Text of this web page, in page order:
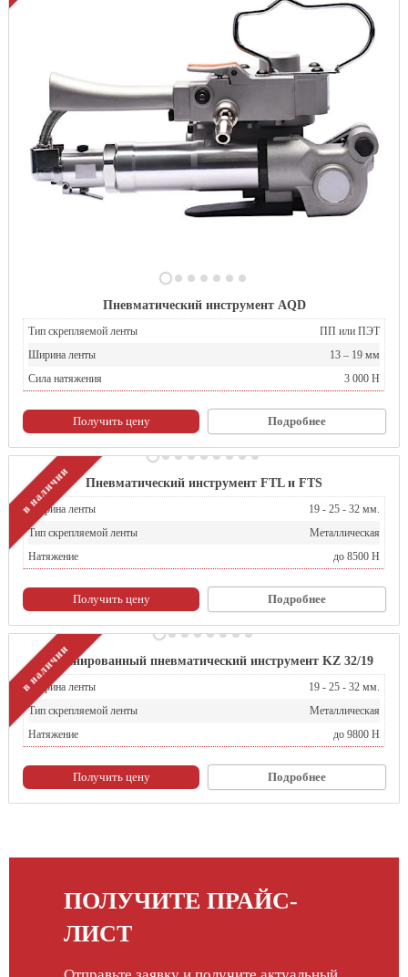
Круглые, в том числе мотки и бухты;
С большими или нестандартными габаритами, длинномерные;
Хрупкие и мягкие.
Процесс упаковки проходит так: оператор вставляет два конца
полиэстеровой ленты в паз ручной машинки, нажимает кнопку
для натяжения, затем кнопку для сварки и отрезания.
Пневматический инструмент AQD
Тип скрепляемой ленты
ПП или ПЭТ
Ширина ленты
13 – 19 мм
Сила натяжения
3 000 H
Получить цену Подробнее
в наличии Пневматический инструмент FTL и FTS
Ширина ленты
19 - 25 - 32 мм.
Тип скрепляемой ленты
Металлическая
Натяжение
до 8500 Н
Получить цену Подробнее
в наличии
Комбинированный пневматический инструмент KZ 32/19
Ширина ленты
19 - 25 - 32 мм.
Тип скрепляемой ленты
Металлическая
Натяжение
до 9800 Н
Получить цену Подробнее
ПОЛУЧИТЕ ПРАЙС-
ЛИСТ